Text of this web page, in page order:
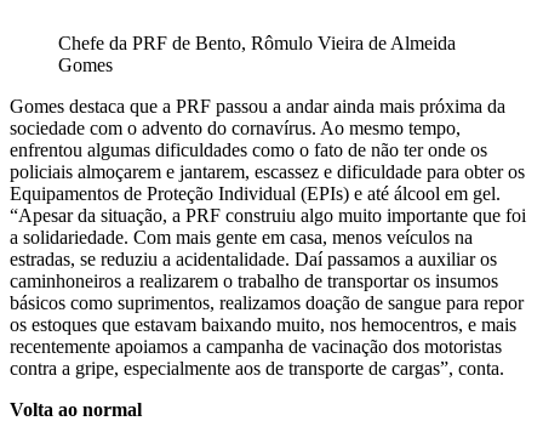
Chefe da PRF de Bento, Rômulo Vieira de Almeida
Gomes
Gomes destaca que a PRF passou a andar ainda mais próxima da
sociedade com o advento do cornavírus. Ao mesmo tempo,
enfrentou algumas dificuldades como o fato de não ter onde os
policiais almoçarem e jantarem, escassez e dificuldade para obter os
Equipamentos de Proteção Individual (EPIs) e até álcool em gel.
“Apesar da situação, a PRF construiu algo muito importante que foi
a solidariedade. Com mais gente em casa, menos veículos na
estradas, se reduziu a acidentalidade. Daí passamos a auxiliar os
caminhoneiros a realizarem o trabalho de transportar os insumos
básicos como suprimentos, realizamos doação de sangue para repor
os estoques que estavam baixando muito, nos hemocentros, e mais
recentemente apoiamos a campanha de vacinação dos motoristas
contra a gripe, especialmente aos de transporte de cargas”, conta.
Volta ao normal